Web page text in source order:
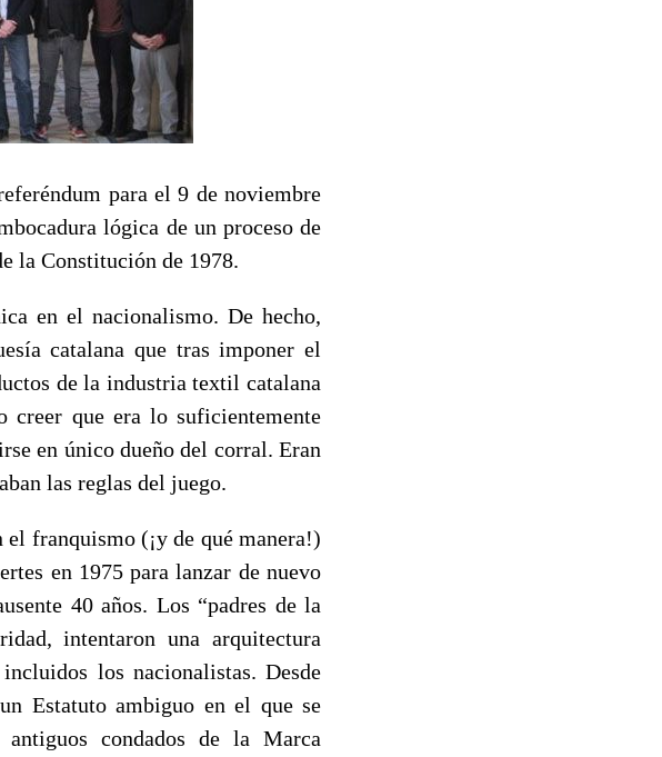
para el 9 de noviembre
lógica de un proceso de
la Constitución de 1978.
en el nacionalismo. De hecho,
catalana que tras imponer el
de la industria textil catalana
creer que era lo suficientemente
en único dueño del corral. Eran
las reglas del juego.
franquismo (¡y de qué manera!)
en 1975 para lanzar de nuevo
40 años. Los “padres de la
intentaron una arquitectura
los nacionalistas. Desde
Estatuto ambiguo en el que se
condados de la Marca